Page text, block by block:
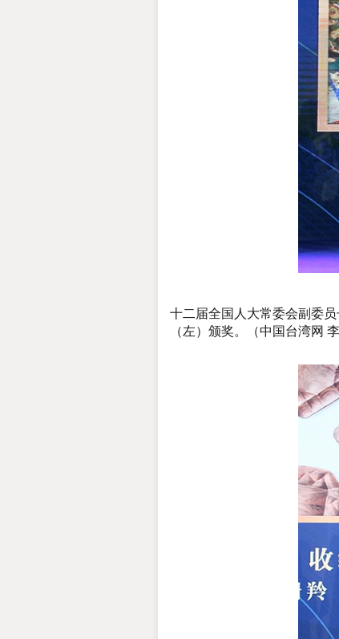
十二届全国人大常委会副委
（左）颁奖。（中国台湾网